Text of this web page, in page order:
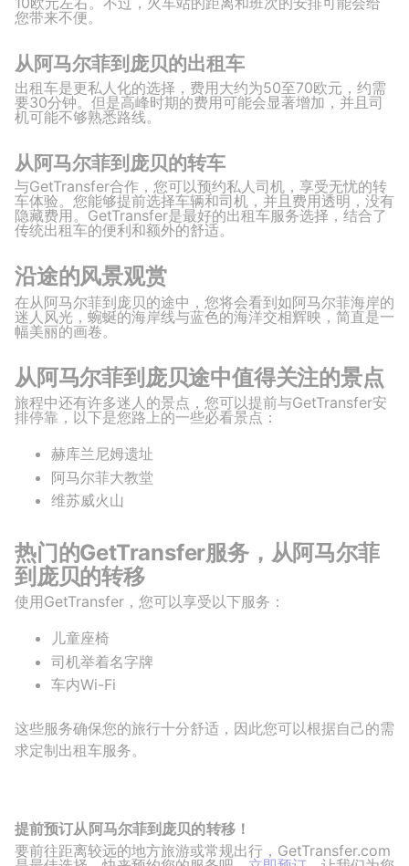
您带来不便。
从阿马尔菲到庞贝的出租车
出租车是更私人化的选择，费用大约为50至70欧元，约需
要30分钟。但是高峰时期的费用可能会显著增加，并且司
机可能不够熟悉路线。
从阿马尔菲到庞贝的转车
与GetTransfer合作，您可以预约私人司机，享受无忧的转
车体验。您能够提前选择车辆和司机，并且费用透明，没有
隐藏费用。GetTransfer是最好的出租车服务选择，结合了
传统出租车的便利和额外的舒适。
沿途的风景观赏
在从阿马尔菲到庞贝的途中，您将会看到如阿马尔菲海岸的
迷人风光，蜿蜒的海岸线与蓝色的海洋交相辉映，简直是一
幅美丽的画卷。
从阿马尔菲到庞贝途中值得关注的景点
旅程中还有许多迷人的景点，您可以提前与GetTransfer安
排停靠，以下是您路上的一些必看景点：
赫库兰尼姆遗址
阿马尔菲大教堂
维苏威火山
热门的GetTransfer服务，从阿马尔菲
到庞贝的转移
使用GetTransfer，您可以享受以下服务：
儿童座椅
司机举着名字牌
车内Wi-Fi
这些服务确保您的旅行十分舒适，因此您可以根据自己的需
求定制出租车服务。
提前预订从阿马尔菲到庞贝的转移！
要前往距离较远的地方旅游或常规出行，GetTransfer.com